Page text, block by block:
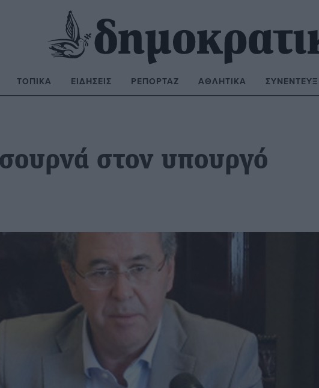
ΤΟΠΙΚΆ ΕΙΔΉΣΕΙΣ ΡΕΠΟΡΤΆΖ ΑΘΛΗΤΙΚΆ
στον υπουργό